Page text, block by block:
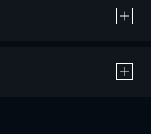
決済による作品の購入 / レンタルです。